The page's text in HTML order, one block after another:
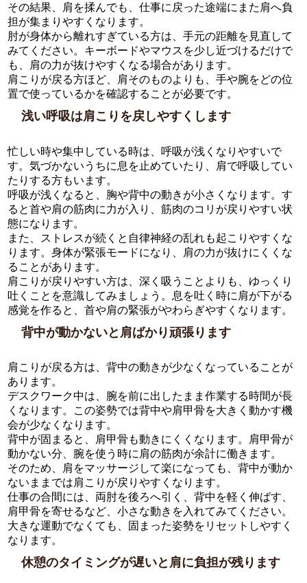
その結果、肩を揉んでも、仕事に戻った途端にまた肩へ負
担が集まりやすくなります。
肘が身体から離れすぎている方は、手元の距離を見直して
みてください。キーボードやマウスを少し近づけるだけで
も、肩の力が抜けやすくなる場合があります。
肩こりが戻る方ほど、肩そのものよりも、手や腕をどの位
置で使っているかを確認することが必要です。
浅い呼吸は肩こりを戻しやすくします
忙しい時や集中している時は、呼吸が浅くなりやすいで
す。気づかないうちに息を止めていたり、肩で呼吸してい
たりする方もいます。
呼吸が浅くなると、胸や背中の動きが小さくなります。す
ると首や肩の筋肉に力が入り、筋肉のコリが戻りやすい状
態になります。
また、ストレスが続くと自律神経の乱れも起こりやすくな
ります。身体が緊張モードになり、肩の力が抜けにくくな
ることがあります。
肩こりが戻りやすい方は、深く吸うことよりも、ゆっくり
吐くことを意識してみましょう。息を吐く時に肩が下がる
感覚を作ると、首や肩の緊張がやわらぎやすくなります。
背中が動かないと肩ばかり頑張ります
肩こりが戻る方は、背中の動きが少なくなっていることが
あります。
デスクワーク中は、腕を前に出したまま作業する時間が長
くなります。この姿勢では背中や肩甲骨を大きく動かす機
会が少なくなります。
背中が固まると、肩甲骨も動きにくくなります。肩甲骨が
動かない分、腕を使う時に肩の筋肉が余計に働きます。
そのため、肩をマッサージして楽になっても、背中が動か
ないままでは肩こりが戻りやすくなります。
仕事の合間には、両肘を後ろへ引く、背中を軽く伸ばす、
肩甲骨を寄せるなど、小さな動きを入れてみてください。
大きな運動でなくても、固まった姿勢をリセットしやすく
なります。
休憩のタイミングが遅いと肩に負担が残ります